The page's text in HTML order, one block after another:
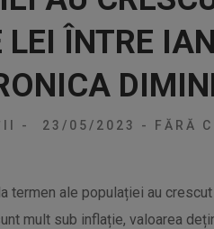
LEI ÎNTRE
- 23/05/2023 - FĂRĂ
termen ale populației au
mult sub inflație, valoarea